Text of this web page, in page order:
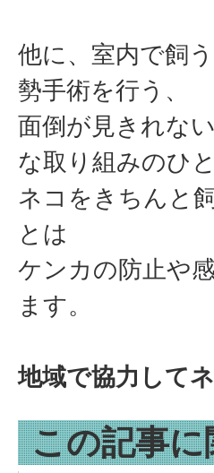
他に、室内で飼
勢手術を行う、
面倒が見きれな
な取り組みのひ
ネコをきちんと
とは
ケンカの防止や
ます。
地域で協力して
この記事